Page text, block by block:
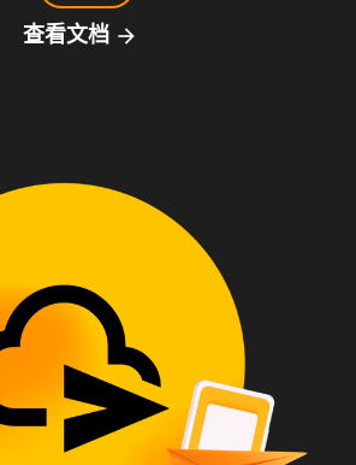
查看文档 arrow_forward